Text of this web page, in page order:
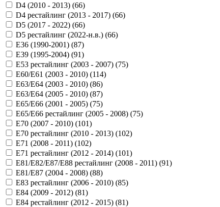
D4 (2010 - 2013) (66)
D4 рестайлинг (2013 - 2017) (66)
D5 (2017 - 2022) (66)
D5 рестайлинг (2022-н.в.) (66)
E36 (1990-2001) (87)
E39 (1995-2004) (91)
E53 рестайлинг (2003 - 2007) (75)
E60/E61 (2003 - 2010) (114)
E63/E64 (2003 - 2010) (86)
E63/E64 (2005 - 2010) (87)
E65/E66 (2001 - 2005) (75)
E65/E66 рестайлинг (2005 - 2008) (75)
E70 (2007 - 2010) (101)
E70 рестайлинг (2010 - 2013) (102)
E71 (2008 - 2011) (102)
E71 рестайлинг (2012 - 2014) (101)
E81/E82/E87/E88 рестайлинг (2008 - 2011) (91)
E81/E87 (2004 - 2008) (88)
E83 рестайлинг (2006 - 2010) (85)
E84 (2009 - 2012) (81)
E84 рестайлинг (2012 - 2015) (81)